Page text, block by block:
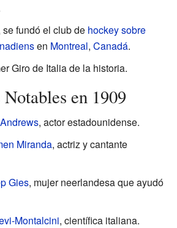
fundó el club de hockey sobre
en Montreal, Canadá.
Giro de Italia de la historia.
en 1909
, actor estadounidense.
Miranda, actriz y cantante
Gies, mujer neerlandesa que ayudó
Montalcini, científica italiana.